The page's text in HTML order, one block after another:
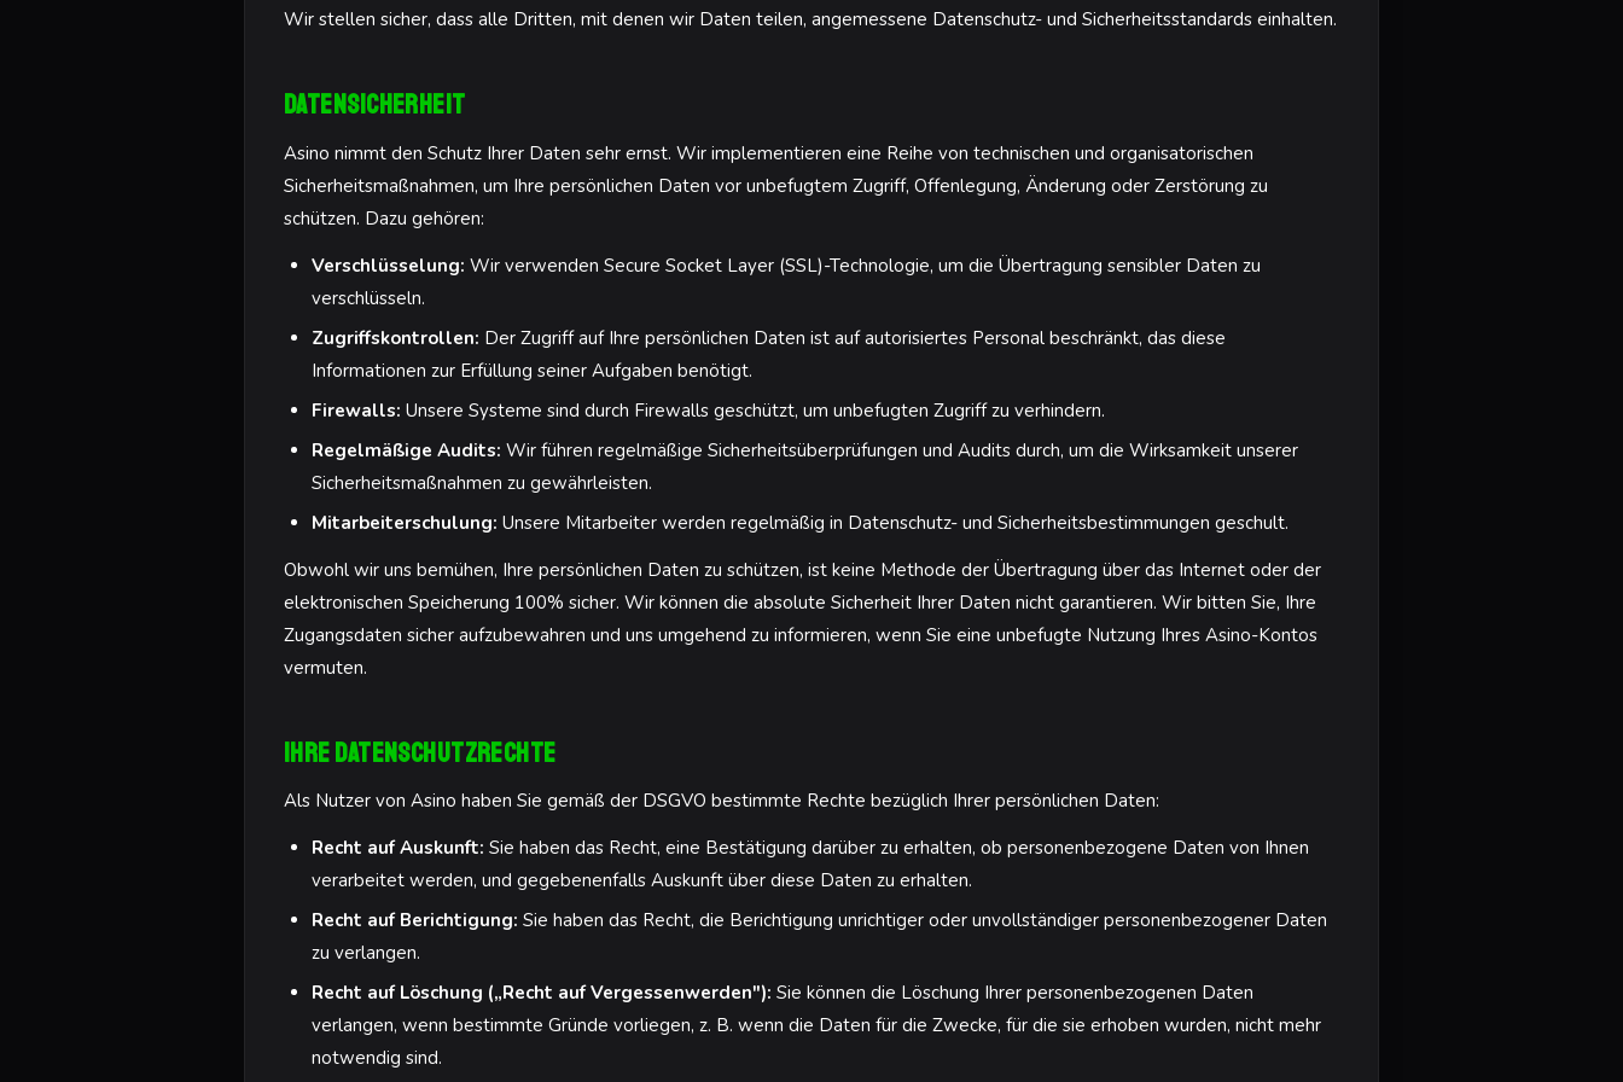
Wir stellen sicher, dass alle Dritten, mit denen wir Daten teilen, angemessene Datenschutz- und Sicherheitsstandards einhalten.
Datensicherheit
Asino nimmt den Schutz Ihrer Daten sehr ernst. Wir implementieren eine Reihe von technischen und organisatorischen
Sicherheitsmaßnahmen, um Ihre persönlichen Daten vor unbefugtem Zugriff, Offenlegung, Änderung oder Zerstörung zu
schützen. Dazu gehören:
Verschlüsselung: Wir verwenden Secure Socket Layer (SSL)-Technologie, um die Übertragung sensibler Daten zu
verschlüsseln.
Zugriffskontrollen: Der Zugriff auf Ihre persönlichen Daten ist auf autorisiertes Personal beschränkt, das diese
Informationen zur Erfüllung seiner Aufgaben benötigt.
Firewalls: Unsere Systeme sind durch Firewalls geschützt, um unbefugten Zugriff zu verhindern.
Regelmäßige Audits: Wir führen regelmäßige Sicherheitsüberprüfungen und Audits durch, um die Wirksamkeit unserer
Sicherheitsmaßnahmen zu gewährleisten.
Mitarbeiterschulung: Unsere Mitarbeiter werden regelmäßig in Datenschutz- und Sicherheitsbestimmungen geschult.
Obwohl wir uns bemühen, Ihre persönlichen Daten zu schützen, ist keine Methode der Übertragung über das Internet oder der
elektronischen Speicherung 100% sicher. Wir können die absolute Sicherheit Ihrer Daten nicht garantieren. Wir bitten Sie, Ihre
Zugangsdaten sicher aufzubewahren und uns umgehend zu informieren, wenn Sie eine unbefugte Nutzung Ihres Asino-Kontos
vermuten.
Ihre Datenschutzrechte
Als Nutzer von Asino haben Sie gemäß der DSGVO bestimmte Rechte bezüglich Ihrer persönlichen Daten:
Recht auf Auskunft: Sie haben das Recht, eine Bestätigung darüber zu erhalten, ob personenbezogene Daten von Ihnen
verarbeitet werden, und gegebenenfalls Auskunft über diese Daten zu erhalten.
Recht auf Berichtigung: Sie haben das Recht, die Berichtigung unrichtiger oder unvollständiger personenbezogener Daten
zu verlangen.
Recht auf Löschung („Recht auf Vergessenwerden"): Sie können die Löschung Ihrer personenbezogenen Daten
verlangen, wenn bestimmte Gründe vorliegen, z. B. wenn die Daten für die Zwecke, für die sie erhoben wurden, nicht mehr
notwendig sind.